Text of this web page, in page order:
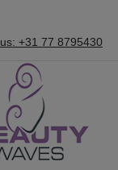
+31 77 8795430